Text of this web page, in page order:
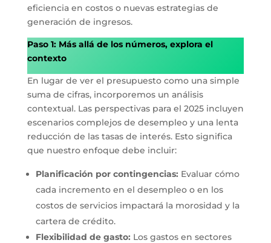
eficiencia en costos o nuevas estrategias de
generación de ingresos.
Paso 1: Más allá de los números, explora el
contexto
En lugar de ver el presupuesto como una simple
suma de cifras, incorporemos un análisis
contextual. Las perspectivas para el 2025 incluyen
escenarios complejos de desempleo y una lenta
reducción de las tasas de interés. Esto significa
que nuestro enfoque debe incluir:
Planificación por contingencias: Evaluar cómo
cada incremento en el desempleo o en los
costos de servicios impactará la morosidad y la
cartera de crédito.
Flexibilidad de gasto: Los gastos en sectores